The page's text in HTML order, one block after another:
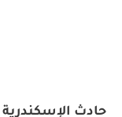
حادث